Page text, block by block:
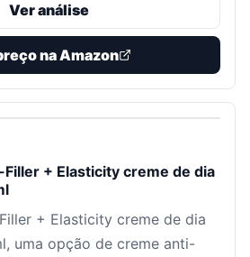
Ver análise
na Amazon
+ Elasticity creme de dia
+ Elasticity creme de dia
uma opção de creme anti-